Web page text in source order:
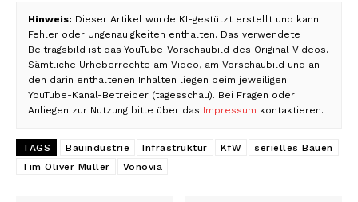
Hinweis: Dieser Artikel wurde KI-gestützt erstellt und kann
Fehler oder Ungenauigkeiten enthalten. Das verwendete
Beitragsbild ist das YouTube-Vorschaubild des Original-Videos.
Sämtliche Urheberrechte am Video, am Vorschaubild und an
den darin enthaltenen Inhalten liegen beim jeweiligen
YouTube-Kanal-Betreiber (tagesschau). Bei Fragen oder
Anliegen zur Nutzung bitte über das Impressum kontaktieren.
TAGS Bauindustrie Infrastruktur KfW
serielles Bauen
Tim Oliver Müller
Vonovia